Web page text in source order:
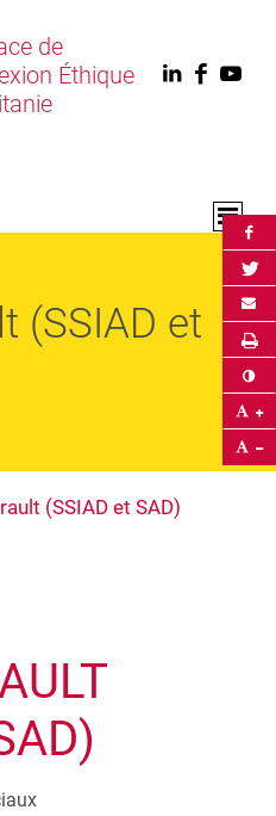
de
Éthique
Linkedin
(SSIAD et
(SSIAD et SAD)